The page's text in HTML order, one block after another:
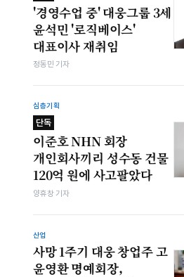
'경영수업 중' 대웅그룹 3세
윤석민 '로직베이스'
대표이사 재취임
정동민 기자
심층기획
단독
이준호 NHN 회장
개인회사끼리 성수동 건물
120억 원에 사고팔았다
양휴창 기자
산업
사망 1주기 대웅 창업주 고
윤영환 명예회장,